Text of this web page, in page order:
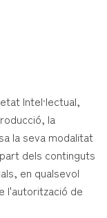
Intel·lectual,
la
la seva modalitat
dels continguts
en qualsevol
l'autorització de